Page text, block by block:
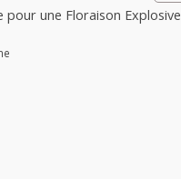
pour une Floraison Explosive